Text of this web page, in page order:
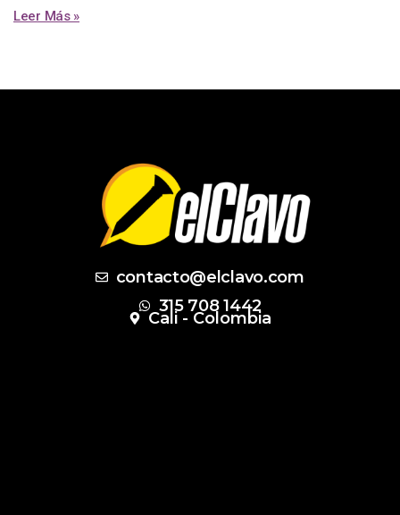
Leer Más »
contacto@elclavo.com
315 708 1442
Cali - Colombia